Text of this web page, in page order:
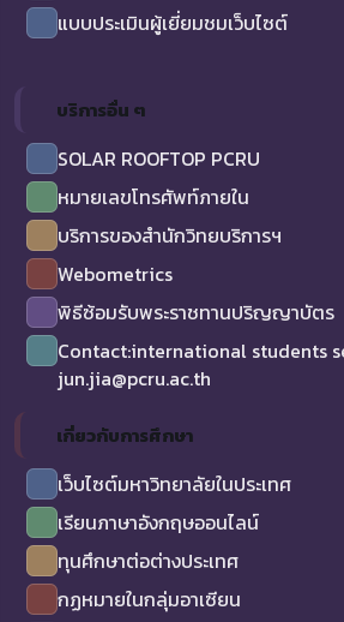
แบบประเมินผู้เยี่ยมชมเว็บไซต์
บริการอื่น ๆ
SOLAR ROOFTOP PCRU
หมายเลขโทรศัพท์ภายใน
บริการของสำนักวิทยบริการฯ
Webometrics
พิธีซ้อมรับพระราชทานปริญญาบัตร
Contact:international students
jun.jia@pcru.ac.th
เกี่ยวกับการศึกษา
เว็บไซต์มหาวิทยาลัยในประเทศ
เรียนภาษาอังกฤษออนไลน์
ทุนศึกษาต่อต่างประเทศ
กฏหมายในกลุ่มอาเซียน